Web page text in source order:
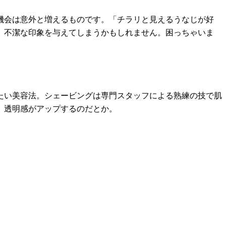
は意外と増えるものです。「チラリと見えるうなじが好
潔な印象を与えてしまうかもしれません。困っちゃいま
美容法。シェービングは専門スタッフによる熟練の技で肌
明感がアップするのだとか。